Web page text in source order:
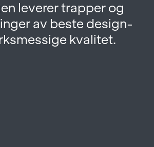
leverer trapper og
av beste design-
kvalitet.